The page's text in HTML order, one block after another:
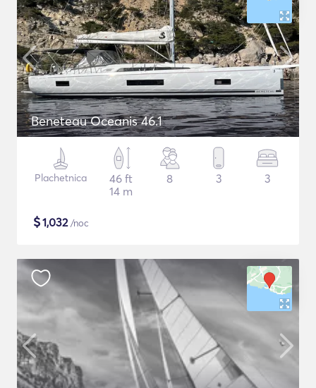
Beneteau Oceanis 46.1
Plachetnica
46 ft
14 m
8 3 3
$1,032/noc